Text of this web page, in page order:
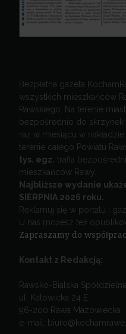
Bezpłatna gazeta
wszystkich mieszkańców
Rawskiego. Na terenie
bezpośrednio do
raz w miesiącu w nakładzie
terenie całego Powiatu
tys. egz. trafia
mieszkańców Rawy.
Najbliższe wydanie
SIERPNIA 2026 roku.
Reklamuj się w portalu i
U nas możesz też
Zapraszamy do
Kontakt z Redakcją:
Rawsko-Bialska
ul. Katowicka 24 E
96-200 Rawa Mazowiecka
e-mail: